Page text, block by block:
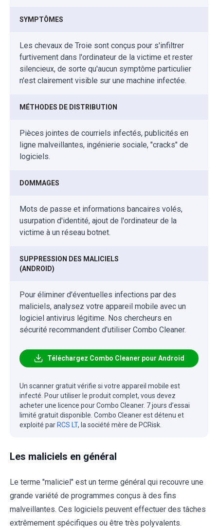
SYMPTÔMES
Les chevaux de Troie sont conçus pour s'infiltrer
furtivement dans l'ordinateur de la victime et rester
silencieux, de sorte qu'aucun symptôme particulier
n'est clairement visible sur une machine infectée.
MÉTHODES DE DISTRIBUTION
Pièces jointes de courriels infectés, publicités en
ligne malveillantes, ingénierie sociale, "cracks" de
logiciels.
DOMMAGES
Mots de passe et informations bancaires volés,
usurpation d'identité, ajout de l'ordinateur de la
victime à un réseau botnet.
SUPPRESSION DES MALICIELS
(ANDROID)
Pour éliminer d'éventuelles infections par des
maliciels, analysez votre appareil mobile avec un
logiciel antivirus légitime. Nos chercheurs en
sécurité recommandent d'utiliser Combo Cleaner.
Téléchargez Combo Cleaner pour Android
Un scanner gratuit vérifie si votre appareil mobile est
infecté. Pour utiliser le produit complet, vous devez
acheter une licence pour Combo Cleaner. 7 jours d’essai
limité gratuit disponible. Combo Cleaner est détenu et
exploité par RCS LT, la société mère de PCRisk.
Les maliciels en général
Le terme "maliciel" est un terme général qui recouvre une
grande variété de programmes conçus à des fins
malveillantes. Ces logiciels peuvent effectuer des tâches
extrêmement spécifiques ou être très polyvalents.